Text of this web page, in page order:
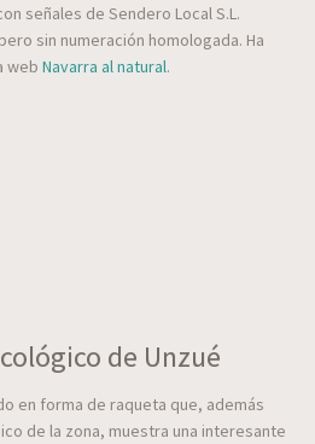
señales de Sendero Local S.L.
sin numeración homologada. Ha
webNavarra al natural.
de Unzué
en forma de raqueta que, además
de la zona, muestra una interesante